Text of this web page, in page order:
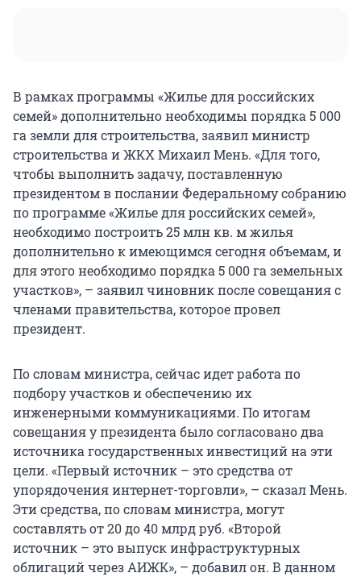
В рамках программы «Жилье для российских
семей» дополнительно необходимы порядка 5 000
га земли для строительства, заявил министр
строительства и ЖКХ Михаил Мень. «Для того,
чтобы выполнить задачу, поставленную
президентом в послании Федеральному собранию
по программе «Жилье для российских семей»,
необходимо построить 25 млн кв. м жилья
дополнительно к имеющимся сегодня объемам, и
для этого необходимо порядка 5 000 га земельных
участков», – заявил чиновник после совещания с
членами правительства, которое провел
президент.
По словам министра, сейчас идет работа по
подбору участков и обеспечению их
инженерными коммуникациями. По итогам
совещания у президента было согласовано два
источника государственных инвестиций на эти
цели. «Первый источник – это средства от
упорядочения интернет-торговли», – сказал Мень.
Эти средства, по словам министра, могут
составлять от 20 до 40 млрд руб. «Второй
источник – это выпуск инфраструктурных
облигаций через АИЖК», – добавил он. В данном